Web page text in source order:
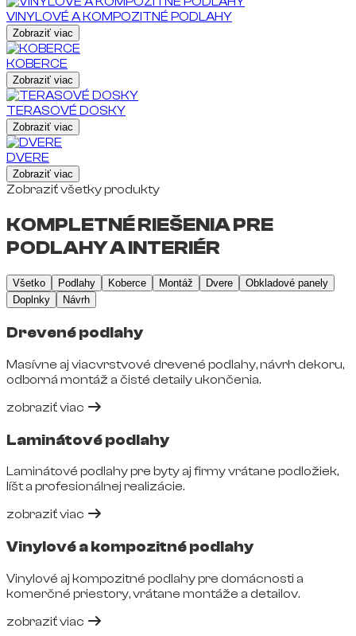
VINYLOVÉ A KOMPOZITNÉ PODLAHY
Zobraziť viac
KOBERCE
Zobraziť viac
TERASOVÉ DOSKY
Zobraziť viac
DVERE
Zobraziť viac
Zobraziť všetky produkty
KOMPLETNÉ RIEŠENIA PRE
PODLAHY A INTERIÉR
Všetko Podlahy Koberce Montáž Dvere
Obkladové panely
Doplnky
Návrh
Drevené podlahy
Masívne aj viacvrstvové drevené podlahy, návrh dekoru,
odborná montáž a čisté detaily ukončenia.
zobraziť viac
Laminátové podlahy
Laminátové podlahy pre byty aj firmy vrátane podložiek,
líšt a profesionálnej realizácie.
zobraziť viac
Vinylové a kompozitné podlahy
Vinylové aj kompozitné podlahy pre domácnosti a
komerčné priestory, vrátane montáže a detailov.
zobraziť viac